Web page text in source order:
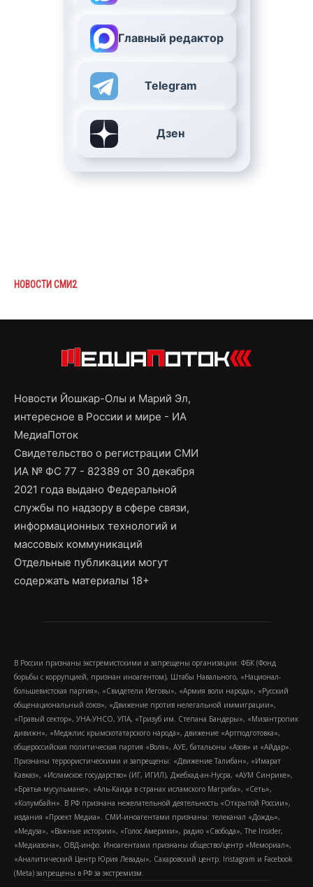
Главный редактор
Telegram
Дзен
НОВОСТИ СМИ2
Новости Йошкар-Олы и Марий Эл,
интересное в России и мире - ИА
МедиаПоток
Свидетельство о регистрации СМИ
ИА № ФС 77 - 82389 от 30 декабря
2021 года выдано Федеральной
службы по надзору в сфере связи,
информационных технологий и
массовых коммуникаций
Отдельные публикации могут
содержать материалы 18+
В России признаны экстремистскими и запрещены организации: ФБК (Фонд
борьбы с коррупцией, признан иноагентом), Штабы Навального, «Национал-
большевистская партия», «Свидетели Иеговы», «Армия воли народа», «Русский
общенациональный союз», «Движение против нелегальной иммиграции»,
«Правый сектор», УНА-УНСО, УПА, «Тризуб им. Степана Бандеры», «Мизантропик
дивижн», «Меджлис крымскотатарского народа», движение «Артподготовка»,
общероссийская политическая партия «Воля», АУЕ, батальоны «Азов» и «Айдар».
Признаны террористическими и запрещены: «Движение Талибан», «Имарат
Кавказ», «Исламское государство» (ИГ, ИГИЛ), Джебхад-ан-Нусра, «АУМ Синрике»,
«Братья-мусульмане», «Аль-Каида в странах исламского Магриба», «Сеть»,
«Колумбайн». В РФ признана нежелательной деятельность «Открытой России»,
издания «Проект Медиа». СМИ-иноагентами признаны: телеканал «Дождь»,
«Медуза», «Важные истории», «Голос Америки», радио «Свобода», The Insider,
«Медиазона», ОВД-инфо. Иноагентами признаны общество/центр «Мемориал»,
«Аналитический Центр Юрия Левады», Сахаровский центр. Instagram и Facebook
(Metа) запрещены в РФ за экстремизм.